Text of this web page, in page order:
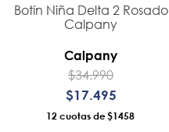
Botín Niña Delta 2 Rosado
Calpany
Calpany
$34.990
$17.495
12 $1458